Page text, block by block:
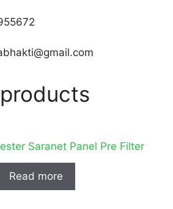
Saranet Panel Pre Filter
Read more